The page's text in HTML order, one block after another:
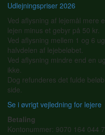
Udlejningspriser 2026
Ved aflysning af lejemål mere
lejen minus et gebyr på 50 kr.
Ved aflysning mellem 1 og 6
halvdelen af lejebeløbet.
Ved aflysning mindre end en
ikke.
Dog refunderes det fulde
side.
Se i øvrigt vejledning for lejere
Betaling
Kontonummer: 9070 164 044